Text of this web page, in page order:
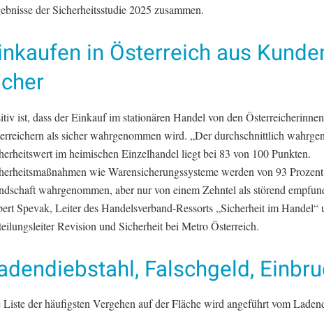
der Sicherheitsstudie 2025 zusammen.
in Österreich aus
ist, dass der Einkauf im stationären Handel von den
als sicher wahrgenommen wird. „Der durchschnittlich
im heimischen Einzelhandel liegt bei 83 von 100 Punkten.
wie Warensicherungssysteme werden von 93
wahrgenommen, aber nur von einem Zehntel als störend
Spevak, Leiter des Handelsverband-Ressorts „Sicherheit im Handel“
Revision und Sicherheit bei Metro Österreich.
Falschgeld,
der häufigsten Vergehen auf der Fläche wird angeführt vom